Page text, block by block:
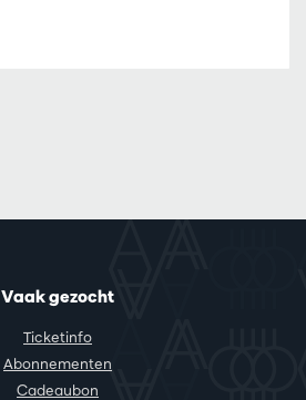
Vaak gezocht
Ticketinfo
Abonnementen
Cadeaubon